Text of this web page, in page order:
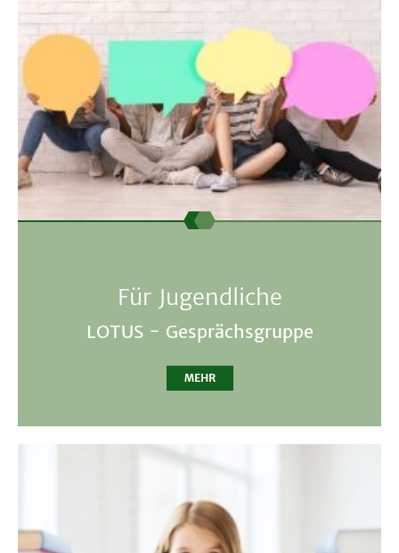
Für Jugendliche
LOTUS - Gesprächsgruppe
MEHR